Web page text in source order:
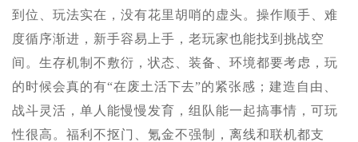
到位、玩法实在，没有花里胡哨的虚头。操作顺手、难
度循序渐进，新手容易上手，老玩家也能找到挑战空
间。生存机制不敷衍，状态、装备、环境都要考虑，玩
的时候会真的有“在废土活下去”的紧张感；建造自由、
战斗灵活，单人能慢慢发育，组队能一起搞事情，可玩
性很高。福利不抠门、氪金不强制，离线和联机都支